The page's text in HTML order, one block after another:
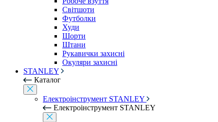
Світшоти
Футболки
Худи
Шорти
Штани
Рукавички захисні
Окуляри захисні
STANLEY
Каталог
Електроінструмент STANLEY
Електроінструмент STANLEY